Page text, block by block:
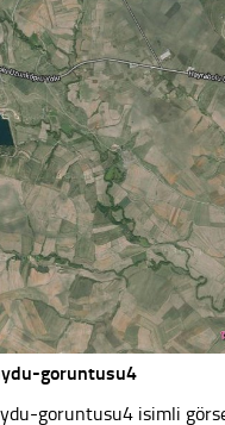
goruntusu4
goruntusu4 isimli